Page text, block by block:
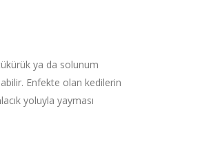
ya da solunum
Enfekte olan kedilerin
yoluyla yayması